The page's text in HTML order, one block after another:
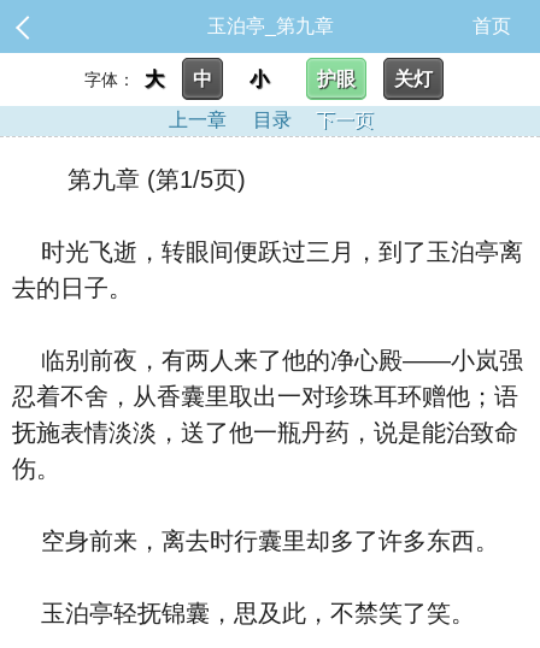
玉泊亭_第九章 首页
字体： 大 中 小 护眼
关灯
上一章
目录 下一页
第九章 (第1/5页)
时光飞逝，转眼间便跃过三月，到了玉泊亭离
去的日子。
临别前夜，有两人来了他的净心殿——小岚强
忍着不舍，从香囊里取出一对珍珠耳环赠他；语
抚施表情淡淡，送了他一瓶丹药，说是能治致命
伤。
空身前来，离去时行囊里却多了许多东西。
玉泊亭轻抚锦囊，思及此，不禁笑了笑。